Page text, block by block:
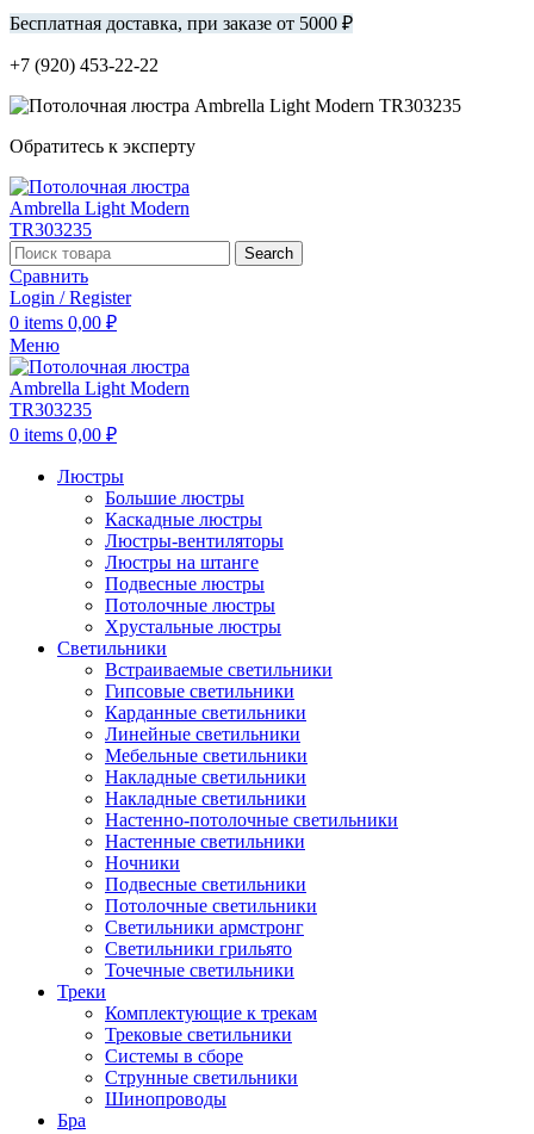
Бесплатная доставка, при заказе от 5000 ₽
+7 (920) 453-22-22
Обратитесь к эксперту
Search
Сравнить
Login / Register
0 items 0,00 ₽
Меню
0 items 0,00 ₽
Люстры
Большие люстры
Каскадные люстры
Люстры-вентиляторы
Люстры на штанге
Подвесные люстры
Потолочные люстры
Хрустальные люстры
Светильники
Встраиваемые светильники
Гипсовые светильники
Карданные светильники
Линейные светильники
Мебельные светильники
Накладные светильники
Накладные светильники
Настенно-потолочные светильники
Настенные светильники
Ночники
Подвесные светильники
Потолочные светильники
Светильники армстронг
Светильники грильято
Точечные светильники
Треки
Комплектующие к трекам
Трековые светильники
Системы в сборе
Струнные светильники
Шинопроводы
Бра